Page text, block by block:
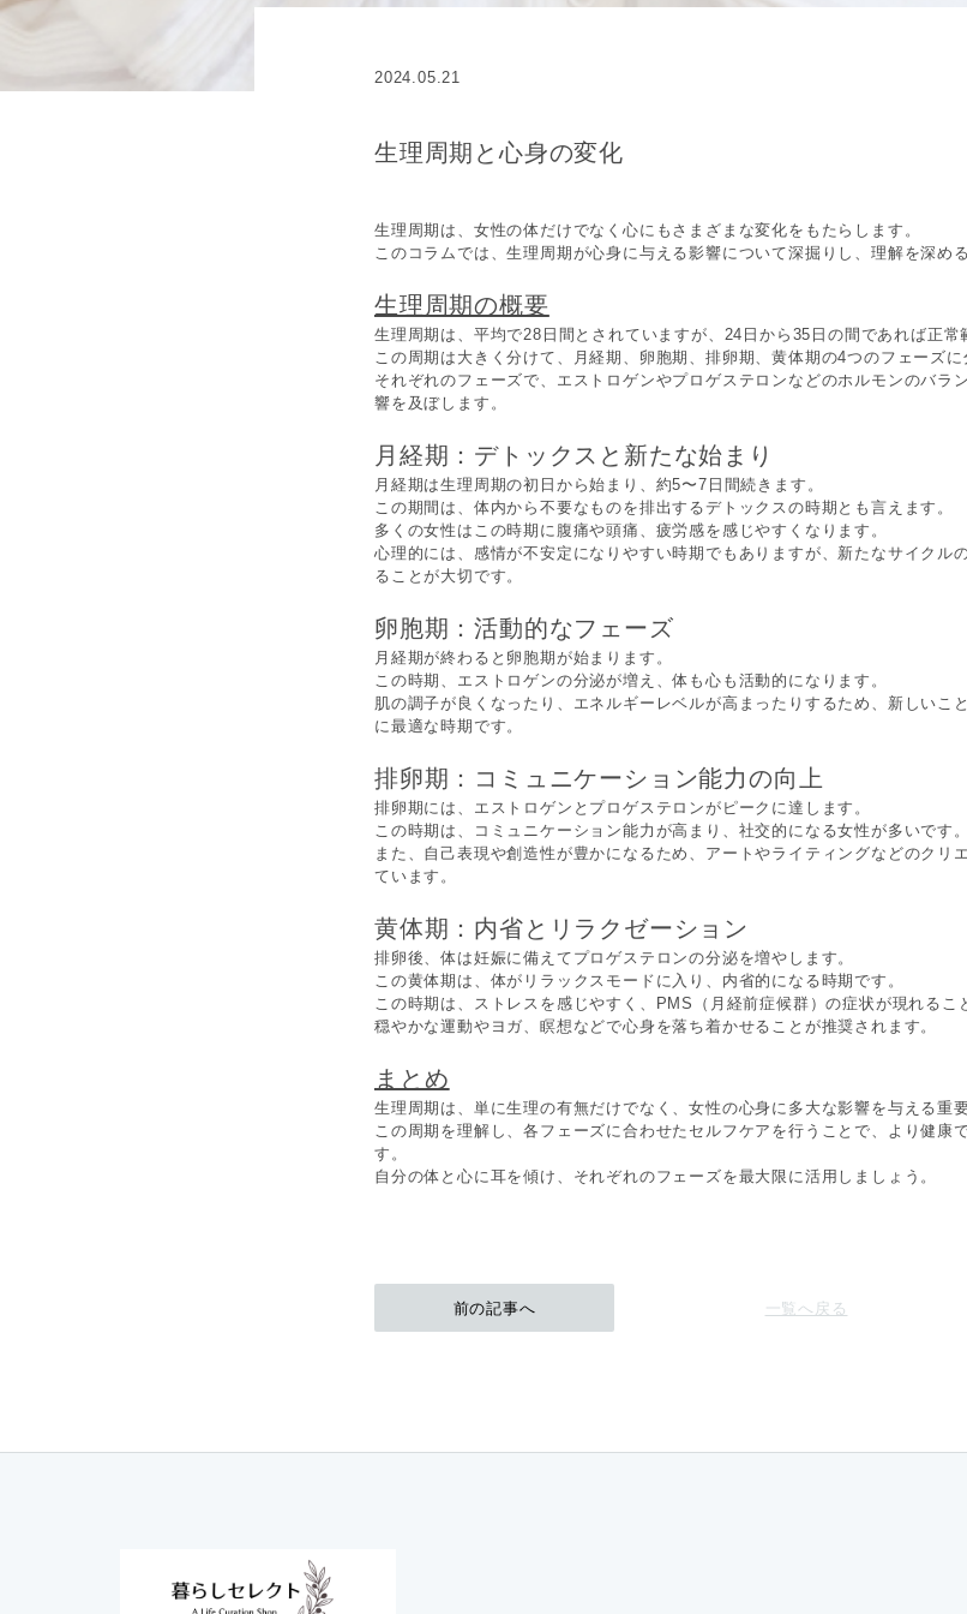
2024.05.21
生理周期と心身の変化
生理周期は、女性の体だけでなく心にもさまざまな変化をもたらします。
このコラムでは、生理周期が心身に与える影響について深掘りし、理解を深め
生理周期の概要
生理周期は、平均で28日間とされていますが、24日から35日の間であれば正常
この周期は大きく分けて、月経期、卵胞期、排卵期、黄体期の4つのフェーズに
それぞれのフェーズで、エストロゲンやプロゲステロンなどのホルモンのバラ
響を及ぼします。
月経期：デトックスと新たな始まり
月経期は生理周期の初日から始まり、約5〜7日間続きます。
この期間は、体内から不要なものを排出するデトックスの時期とも言えます。
多くの女性はこの時期に腹痛や頭痛、疲労感を感じやすくなります。
心理的には、感情が不安定になりやすい時期でもありますが、新たなサイクル
ることが大切です。
卵胞期：活動的なフェーズ
月経期が終わると卵胞期が始まります。
この時期、エストロゲンの分泌が増え、体も心も活動的になります。
肌の調子が良くなったり、エネルギーレベルが高まったりするため、新しいこ
に最適な時期です。
排卵期：コミュニケーション能力の向上
排卵期には、エストロゲンとプロゲステロンがピークに達します。
この時期は、コミュニケーション能力が高まり、社交的になる女性が多いです。
また、自己表現や創造性が豊かになるため、アートやライティングなどのクリ
ています。
黄体期：内省とリラクゼーション
排卵後、体は妊娠に備えてプロゲステロンの分泌を増やします。
この黄体期は、体がリラックスモードに入り、内省的になる時期です。
この時期は、ストレスを感じやすく、PMS（月経前症候群）の症状が現れるこ
穏やかな運動やヨガ、瞑想などで心身を落ち着かせることが推奨されます。
まとめ
生理周期は、単に生理の有無だけでなく、女性の心身に多大な影響を与える重
この周期を理解し、各フェーズに合わせたセルフケアを行うことで、より健康
す。
自分の体と心に耳を傾け、それぞれのフェーズを最大限に活用しましょう。
前の記事へ 一覧へ戻る